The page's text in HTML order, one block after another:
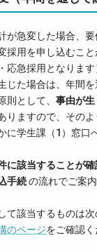
が急変した場合、
採用を申し込むこ
応急採用となります
じた場合は、年間
則として、事由が
りますので、その
に学生課（1）窓口
該当することが確
手続の流れでご案内
て該当するものは
のページをご確認く